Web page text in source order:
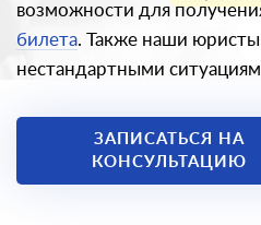
возможности для
билета. Также наши
нестандартными
ЗАПИСАТЬСЯ НА
КОНСУЛЬТАЦИЮ